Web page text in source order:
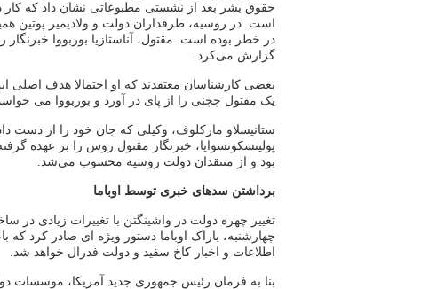
حقوق بشر بعد از نشستی مطبوعاتی نشان داد که
است. در روسیه، طرفداران دولت و ولادیمیر پوتین
در خطر بوده است. مقتول، آناستازیا بوربووا خبرنگار
گزارش می‌کرد.
بعضی کارشناسان معتقدند که او احتمالا هدف
یک مقتول چچنی را از پای در آورد و بوربووا می
ستانیسلاو مارکلوف، وکیلی که جان خود را از دست
پولیتسکوتسوایا، خبرنگار مقتول روس را بر عهده
بود و از منتقدان دولت روسیه محسوب می‌شد.
برداشتن سدهای خبری توسط اوباما
تغییر چهره دولت در واشینگتن با تغییرات زیادی در
چهارشنبه، باراک اوباما دستور ویژه ای صادر کرد
اطلاعات و اخبار کاخ سفید و دولت فدرال خواهد شد.
بنا به فرمان رئیس جمهوری جدید آمریکا، موسسات